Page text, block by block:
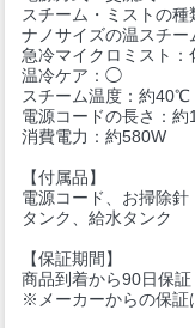
スチーム・ミストの種
ナノサイズの温スチー
急冷マイクロミスト：
温冷ケア：◯
スチーム温度：約40℃
電源コードの長さ：約
消費電力：約580W
【付属品】
電源コード、お掃除
タンク、給水タンク
【保証期間】
商品到着から90日保証
※メーカーからの保証